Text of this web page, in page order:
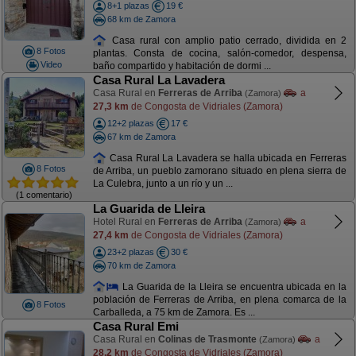
8 Fotos
Video
8+1 plazas
19 €
68 km de Zamora
Casa rural con amplio patio cerrado, dividida en 2
plantas. Consta de cocina, salón-comedor, despensa,
baño compartido y habitación de dormi ...
8 Fotos
(1 comentario)
Casa Rural La Lavadera
Casa Rural en Ferreras de Arriba (Zamora)
a
27,3 km de Congosta de Vidriales (Zamora)
12+2 plazas
17 €
67 km de Zamora
Casa Rural La Lavadera se halla ubicada en Ferreras
de Arriba, un pueblo zamorano situado en plena sierra de
La Culebra, junto a un río y un ...
8 Fotos
La Guarida de Lleira
Hotel Rural en Ferreras de Arriba (Zamora)
a
27,4 km de Congosta de Vidriales (Zamora)
23+2 plazas
30 €
70 km de Zamora
La Guarida de la Lleira se encuentra ubicada en la
población de Ferreras de Arriba, en plena comarca de la
Carballeda, a 75 km de Zamora. Es ...
Casa Rural Emi
Casa Rural en Colinas de Trasmonte (Zamora)
a
28,2 km de Congosta de Vidriales (Zamora)